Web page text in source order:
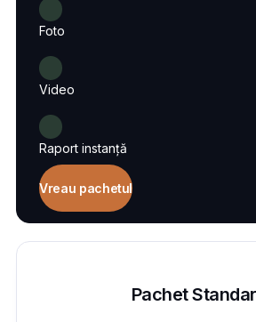
Foto
Video
Raport instanță
Vreau pachetul
Pachet